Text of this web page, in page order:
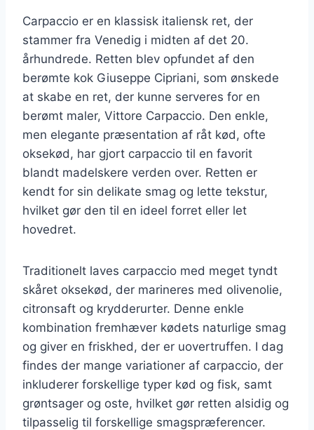
Carpaccio er en klassisk italiensk ret, der
stammer fra Venedig i midten af det 20.
århundrede. Retten blev opfundet af den
berømte kok Giuseppe Cipriani, som ønskede
at skabe en ret, der kunne serveres for en
berømt maler, Vittore Carpaccio. Den enkle,
men elegante præsentation af råt kød, ofte
oksekød, har gjort carpaccio til en favorit
blandt madelskere verden over. Retten er
kendt for sin delikate smag og lette tekstur,
hvilket gør den til en ideel forret eller let
hovedret.
Traditionelt laves carpaccio med meget tyndt
skåret oksekød, der marineres med olivenolie,
citronsaft og krydderurter. Denne enkle
kombination fremhæver kødets naturlige smag
og giver en friskhed, der er uovertruffen. I dag
findes der mange variationer af carpaccio, der
inkluderer forskellige typer kød og fisk, samt
grøntsager og oste, hvilket gør retten alsidig og
tilpasselig til forskellige smagspræferencer.